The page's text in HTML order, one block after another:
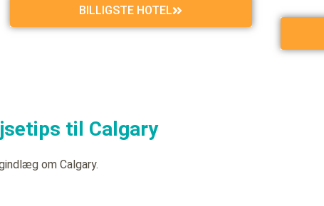
BILLIGSTE HOTEL
til Calgary
om Calgary.